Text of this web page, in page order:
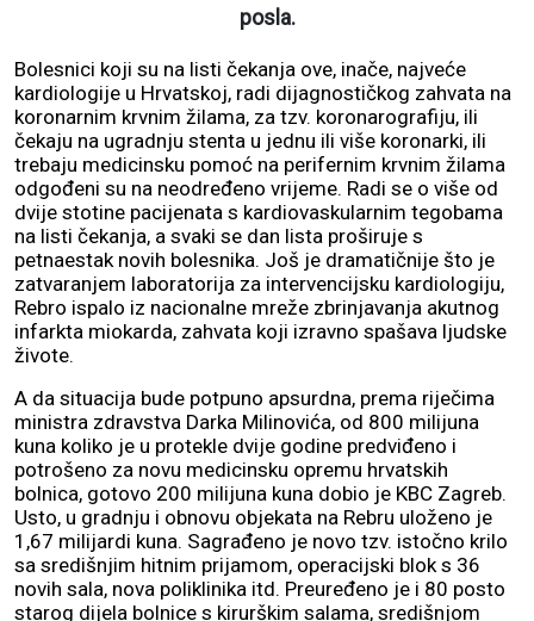
posla.
Bolesnici koji su na listi čekanja ove, inače, najveće
kardiologije u Hrvatskoj, radi dijagnostičkog zahvata na
koronarnim krvnim žilama, za tzv. koronarografiju, ili
čekaju na ugradnju stenta u jednu ili više koronarki, ili
trebaju medicinsku pomoć na perifernim krvnim žilama
odgođeni su na neodređeno vrijeme. Radi se o više od
dvije stotine pacijenata s kardiovaskularnim tegobama
na listi čekanja, a svaki se dan lista proširuje s
petnaestak novih bolesnika. Još je dramatičnije što je
zatvaranjem laboratorija za intervencijsku kardiologiju,
Rebro ispalo iz nacionalne mreže zbrinjavanja akutnog
infarkta miokarda, zahvata koji izravno spašava ljudske
živote.
A da situacija bude potpuno apsurdna, prema riječima
ministra zdravstva Darka Milinovića, od 800 milijuna
kuna koliko je u protekle dvije godine predviđeno i
potrošeno za novu medicinsku opremu hrvatskih
bolnica, gotovo 200 milijuna kuna dobio je KBC Zagreb.
Usto, u gradnju i obnovu objekata na Rebru uloženo je
1,67 milijardi kuna. Sagrađeno je novo tzv. istočno krilo
sa središnjim hitnim prijamom, operacijski blok s 36
novih sala, nova poliklinika itd. Preuređeno je i 80 posto
starog dijela bolnice s kirurškim salama, središnjom